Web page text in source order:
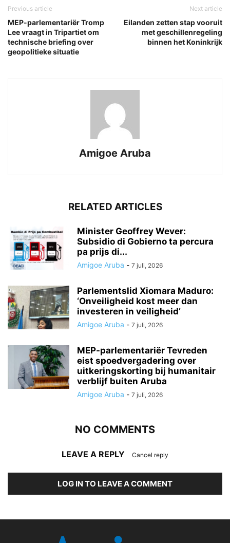
Previous article
MEP-parlementariër Tromp
Lee vraagt in Tripartiet om
technische briefing over
geopolitieke situatie
Next article
Eilanden zetten stap vooruit
met geschillenregeling
binnen het Koninkrijk
Amigoe Aruba
RELATED ARTICLES
Minister Geoffrey Wever:
Subsidio di Gobierno ta percura
pa prijs di...
Amigoe Aruba - 7 juli, 2026
Parlementslid Xiomara Maduro:
‘Onveiligheid kost meer dan
investeren in veiligheid’
Amigoe Aruba - 7 juli, 2026
MEP-parlementariër Tevreden
eist spoedvergadering over
uitkeringskorting bij humanitair
verblijf buiten Aruba
Amigoe Aruba - 7 juli, 2026
NO COMMENTS
LEAVE A REPLY Cancel reply
LOG IN TO LEAVE A COMMENT